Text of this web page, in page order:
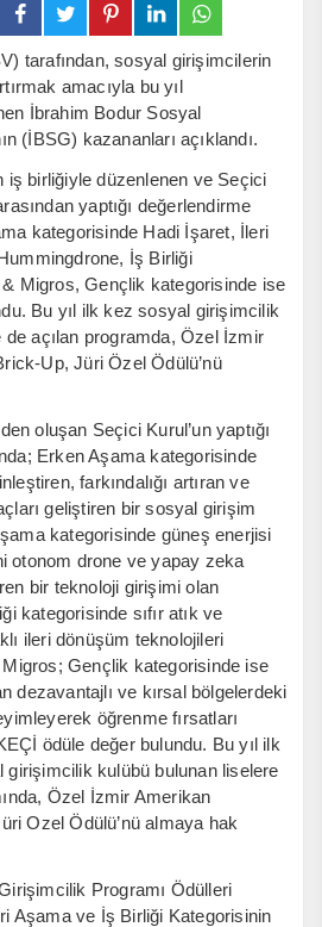
tarafından, sosyal girişimcilerin
amacıyla bu yıl
İbrahim Bodur Sosyal
(İBSG) kazananları açıklandı.
iş birliğiyle düzenlenen ve Seçici
yaptığı değerlendirme
kategorisinde Hadi İşaret, İleri
İş Birliği
Migros, Gençlik kategorisinde ise
Bu yıl ilk kez sosyal girişimcilik
açılan programda, Özel İzmir
Up, Jüri Özel Ödülü’nü
oluşan Seçici Kurul’un yaptığı
Erken Aşama kategorisinde
farkındalığı artıran ve
geliştiren bir sosyal girişim
kategorisinde güneş enerjisi
otonom drone ve yapay zeka
bir teknoloji girişimi olan
kategorisinde sıfır atık ve
ileri dönüşüm teknolojileri
Gençlik kategorisinde ise
dezavantajlı ve kırsal bölgelerdeki
öğrenme fırsatları
ödüle değer bulundu. Bu yıl ilk
girişimcilik kulübü bulunan liselere
Özel İzmir Amerikan
Ozel Ödülü’nü almaya hak
Programı Ödülleri
Aşama ve İş Birliği Kategorisinin